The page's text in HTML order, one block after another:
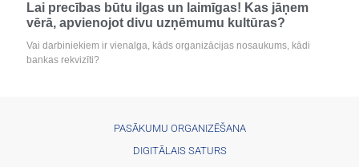
Lai precības būtu ilgas un laimīgas! Kas jāņem
vērā, apvienojot divu uzņēmumu kultūras?
Vai darbiniekiem ir vienalga, kāds organizācijas nosaukums, kādi
bankas rekvizīti?
PASĀKUMU ORGANIZĒŠANA
DIGITĀLAIS SATURS